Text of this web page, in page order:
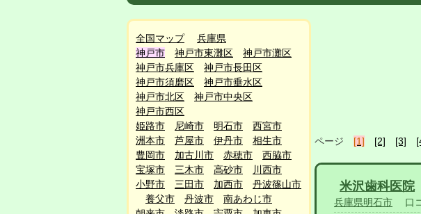
全国マップ
兵庫県
神戸市
神戸市東灘区
神戸市灘区
神戸市兵庫区
神戸市長田区
神戸市須磨区
神戸市垂水区
神戸市北区
神戸市中央区
神戸市西区
姫路市
尼崎市 明石市
西宮市
洲本市
芦屋市 伊丹市
相生市
豊岡市
加古川市 赤穂市
西脇市
宝塚市
三木市 高砂市
川西市
小野市
三田市 加西市
丹波篠山市
養父市
丹波市
南あわじ市
ページ [1] [2] [3]
米沢歯科医院
兵庫県明石市 口